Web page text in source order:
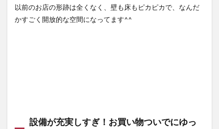
設備
が充
実し
1.2
以前のお店の形跡は全くなく、壁も床もピカピカで、なんだ
かすごく開放的な空間になってます^^
設備が充実しすぎ！お買い物ついでにゆっ